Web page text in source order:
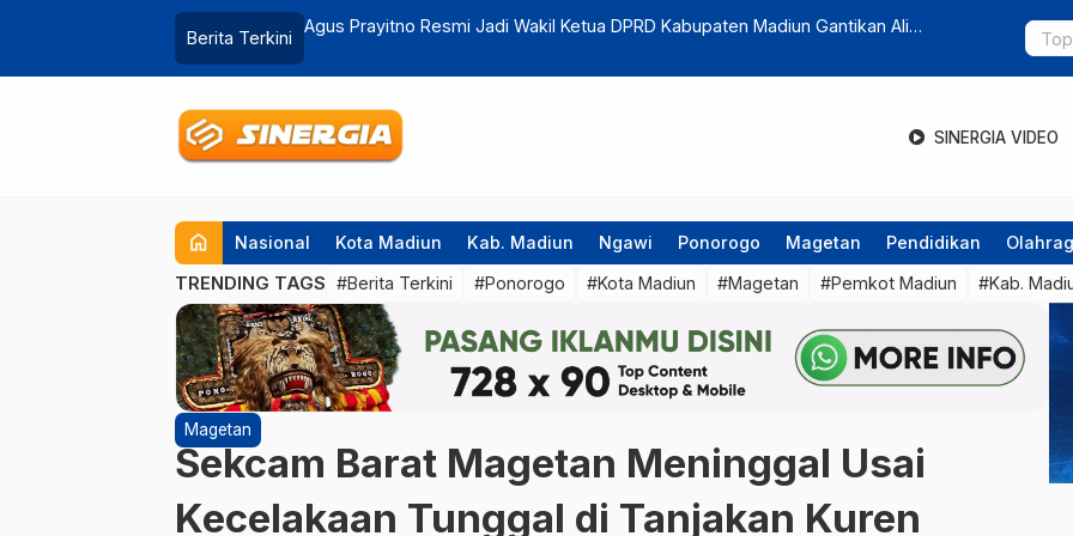
Berita Terkini
Agus Prayitno Resmi Jadi Wakil Ketua DPRD Kabupaten Madiun Gantikan Ali
Beli Motor
SINERGIA VIDEO
home Nasional Kota Madiun Kab. Madiun Ngawi Ponorogo Magetan Pendidikan
TRENDING TAGS #Berita Terkini #Ponorogo #Kota Madiun #Magetan #Pemkot Madiun #Kab.
Magetan
Sekcam Barat Magetan Meninggal Usai
Kecelakaan Tunggal di Tanjakan Kuren